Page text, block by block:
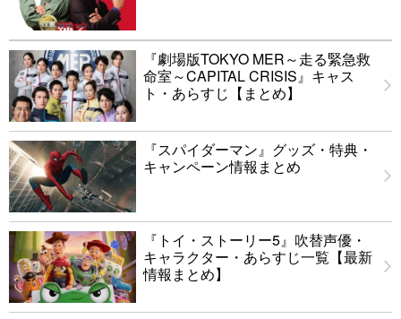
『劇場版TOKYO MER～走る緊急救
命室～CAPITAL CRISIS』キャス
ト・あらすじ【まとめ】
『スパイダーマン』グッズ・特典・
キャンペーン情報まとめ
『トイ・ストーリー5』吹替声優・
キャラクター・あらすじ一覧【最新
情報まとめ】